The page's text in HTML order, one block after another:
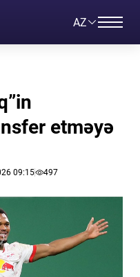
AZ
etməyə
09:15 497